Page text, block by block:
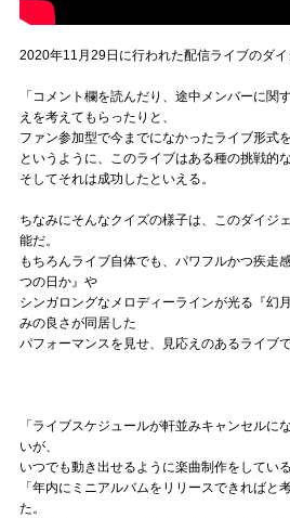
2020年11月29日に行われた配信ライブのダイ
「コメント欄を読んだり、途中メンバーに関
えを考えてもらったりと、
ファン参加型で今までになかったライブ形式
というように、このライブはある種の挑戦的
そしてそれは成功したといえる。
ちなみにそんなクイズの様子は、このダイジ
能だ。
もちろんライブ自体でも、パワフルかつ疾走
つの日か』や
シンガロングなメロディーラインが光る『幻
みの良さが同居した
パフォーマンスを見せ、見応えのあるライブ
「ライブスケジュールが軒並みキャンセルに
いが、
いつでも動き出せるように楽曲制作をしてい
「年内にミニアルバムをリリースできればと
た。